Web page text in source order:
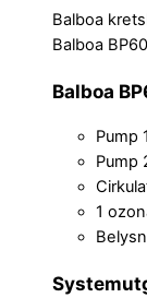
Balboa
Balboa
Balboa
Pump
Pump
1